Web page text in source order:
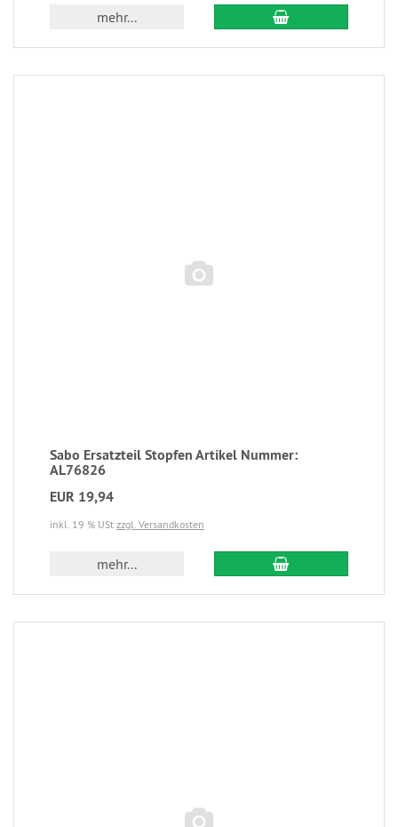
mehr...
Sabo Ersatzteil Stopfen Artikel Nummer:
AL76826
EUR 19,94
inkl. 19 % USt zzgl. Versandkosten
mehr...